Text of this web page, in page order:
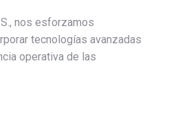
nos esforzamos
tecnologías avanzadas
operativa de las